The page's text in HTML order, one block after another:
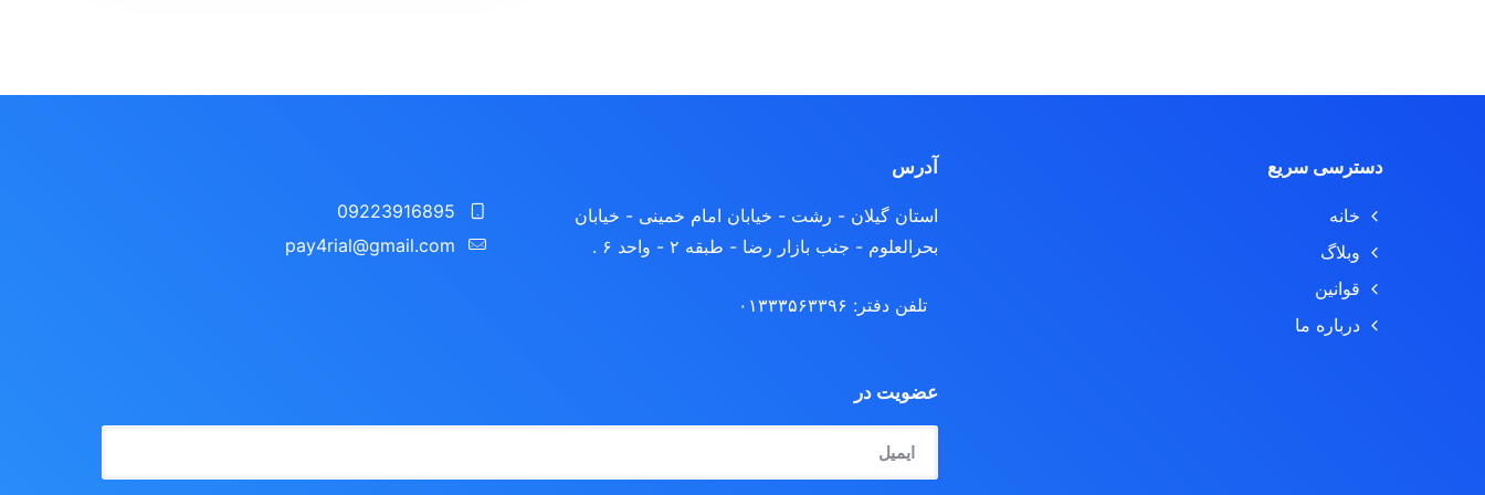
دسترسی سریع
خانه
وبلاگ
قوانین
درباره ما
آدرس
استان گیلان - رشت - خیابان امام خمینی - خیابان
بحرالعلوم - جنب بازار رضا - طبقه ۲ - واحد ۶ .
تلفن دفتر: ۰۱۳۳۳۵۶۳۳۹۶
09223916895
pay4rial@gmail.com‬‏
عضویت در